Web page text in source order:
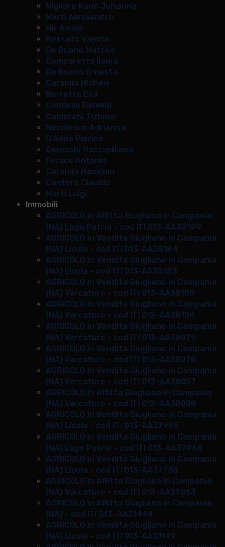
Migliore Karin Johanna
Marti Alessandro
Mir Awais
Rossato Valeria
De Buono Matteo
Comparetto Ilenia
De Buono Ernesto
Caramia Michele
Berretta Eva
Condello Daniela
Camerani Tiziana
Necolenco Adrianna
D'Adda Pierino
Cerocchi Massimiliano
Ferace Antonio
Caramia Massimo
Canfora Claudio
Marti Luigi
Immobili
AGRICOLO in Affitto Giugliano in Campania
(NA) Lago Patria - cod ITI 013-AA38199
AGRICOLO in Vendita Giugliano in Campania
(NA) Licola - cod ITI 013-AA38184
AGRICOLO in Vendita Giugliano in Campania
(NA) Licola - cod ITI 013-AA38183
AGRICOLO in Vendita Giugliano in Campania
(NA) Varcaturo - cod ITI 013-AA38108
AGRICOLO in Vendita Giugliano in Campania
(NA) Varcaturo - cod ITI 013-AA38104
AGRICOLO in Vendita Giugliano in Campania
(NA) Varcaturo - cod ITI 013-AA38079
AGRICOLO in Vendita Giugliano in Campania
(NA) Varcaturo - cod ITI 013-AA38078
AGRICOLO in Vendita Giugliano in Campania
(NA) Varcaturo - cod ITI 013-AA38057
AGRICOLO in Affitto Giugliano in Campania
(NA) Varcaturo - cod ITI 013-AA38008
AGRICOLO in Vendita Giugliano in Campania
(NA) Licola - cod ITI 013-AA37985
AGRICOLO in Vendita Giugliano in Campania
(NA) Lago Patria - cod ITI 013-AA37968
AGRICOLO in Vendita Giugliano in Campania
(NA) Licola - cod ITI 013-AA37738
AGRICOLO in Affitto Giugliano in Campania
(NA) Varcaturo - cod ITI 013-AA37063
AGRICOLO in Affitto Giugliano in Campania
(NA) - cod ITI 013-AA31444
AGRICOLO in Vendita Giugliano in Campania
(NA) Licola - cod ITI 013-AA31149